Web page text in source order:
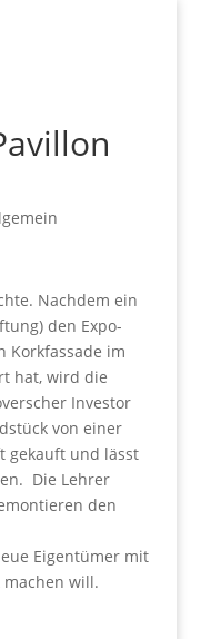
Nachdem ein
den Expo-
Korkfassade im
hat, wird die
Investor
von einer
gekauft und lässt
Die Lehrer
den
Eigentümer mit
will.